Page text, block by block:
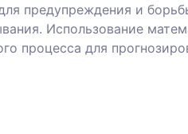
предупреждения и
Использование
процесса для